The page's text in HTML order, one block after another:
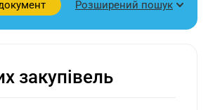
Розширений пошук
закупівель